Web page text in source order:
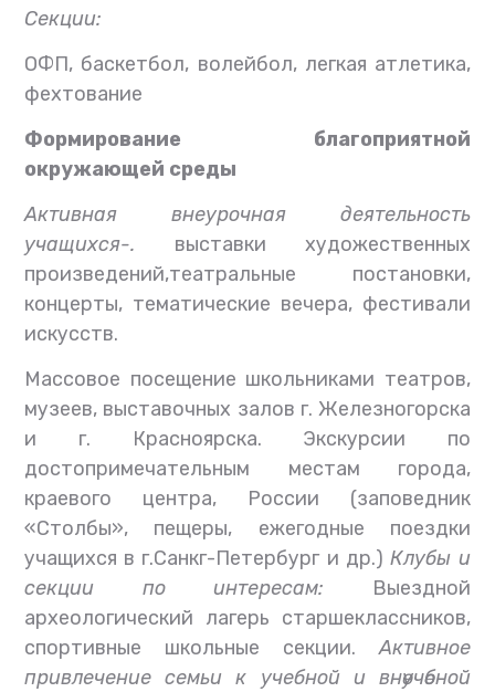
Секции:
ОФП, баскетбол, волейбол, легкая атлетика,
фехтование
Формирование благоприятной
окружающей среды
Активная внеурочная деятельность
учащихся-. выставки художественных
произведений,театральные постановки,
концерты, тематические вечера, фестивали
искусств.
Массовое посещение школьниками театров,
музеев, выставочных залов г. Железногорска
и г. Красноярска. Экскурсии по
достопримечательным местам города,
краевого центра, России (заповедник
«Столбы», пещеры, ежегодные поездки
учащихся в г.Санкг-Петербург и др.) Клубы и
секции по интересам:
Выездной
археологический лагерь старшеклассников,
спортивные школьные секции.Активное
привлечение семьи к учебной и внѳучѳбной